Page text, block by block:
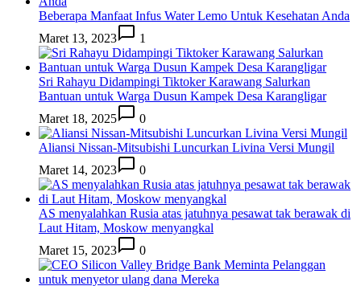
Beberapa Manfaat Infus Water Lemo Untuk Kesehatan Anda
Maret 13, 2023
1
Sri Rahayu Didampingi Tiktoker Karawang Salurkan
Bantuan untuk Warga Dusun Kampek Desa Karangligar
Maret 18, 2025
0
Aliansi Nissan-Mitsubishi Luncurkan Livina Versi Mungil
Maret 14, 2023
0
AS menyalahkan Rusia atas jatuhnya pesawat tak berawak di
Laut Hitam, Moskow menyangkal
Maret 15, 2023
0